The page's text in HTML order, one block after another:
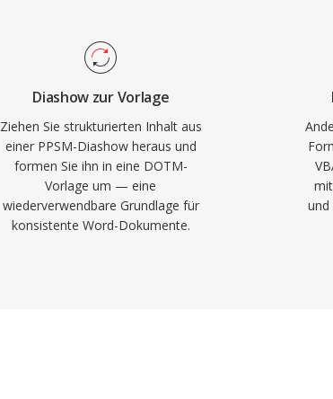
Diashow zur Vorlage
Ziehen Sie strukturierten Inhalt aus
einer PPSM-Diashow heraus und
formen Sie ihn in eine DOTM-
Vorlage um — eine
wiederverwendbare Grundlage für
konsistente Word-Dokumente.
und